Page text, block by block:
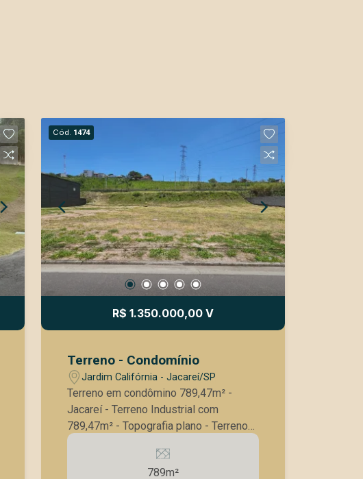
Cód. 1474
R$ 1.350.000,00 V
Terreno - Condomínio
Jardim Califórnia - Jacareí/SP
Terreno em condômino 789,47m² -
Jacareí - Terreno Industrial com
789,47m² - Topografia plano - Terreno
comercial e industrial - Oportunidade de
ouro para investidores que buscam um
espaço para construir um galpão sob
789m²